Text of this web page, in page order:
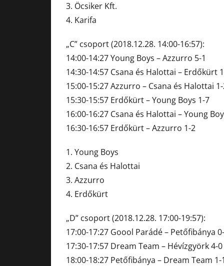
3. Öcsiker Kft.
4. Karifa
„C” csoport (2018.12.28. 14:00-16:57):
14:00-14:27 Young Boys – Azzurro 5-1
14:30-14:57 Csana és Halottai – Erdőkürt
15:00-15:27 Azzurro – Csana és Halottai
15:30-15:57 Erdőkürt – Young Boys 1-7
16:00-16:27 Csana és Halottai – Young
16:30-16:57 Erdőkürt – Azzurro 1-2
1. Young Boys
2. Csana és Halottai
3. Azzurro
4. Erdőkürt
„D” csoport (2018.12.28. 17:00-19:57):
17:00-17:27 Goool Parádé – Petőfibánya
17:30-17:57 Dream Team – Hévízgyörk 4-0
18:00-18:27 Petőfibánya – Dream Team 1-1